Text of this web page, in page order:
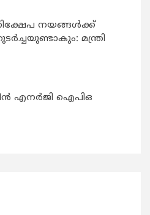
നയങ്ങള്‍ക്ക്
മന്ത്രി
എനർജി ഐപിഒ